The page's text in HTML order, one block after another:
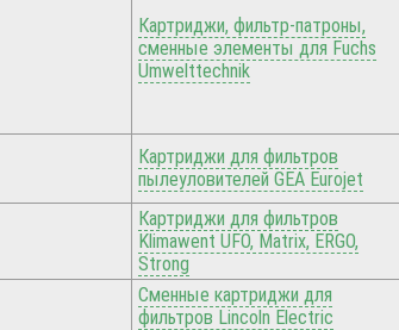
Картриджи, фильтр-патроны,
сменные элементы для Fuchs
Umwelttechnik
Картриджи для фильтров
пылеуловителей GEA Eurojet
Картриджи для фильтров
Klimawent UFO, Matrix, ERGO,
Strong
Сменные картриджи для
фильтров Lincoln Electric